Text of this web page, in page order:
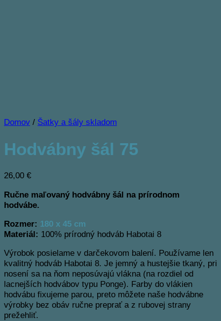
Domov / Šatky a šály skladom
Hodvábny šál 75
26,00 €
Ručne maľovaný hodvábny šál na prírodnom
hodvábe.
Rozmer: 180 x 45 cm
Materiál: 100% prírodný hodváb Habotai 8
Výrobok posielame v darčekovom balení. Používame len
kvalitný hodváb Habotai 8. Je jemný a hustejšie tkaný, pri
nosení sa na ňom neposúvajú vlákna (na rozdiel od
lacnejších hodvábov typu Ponge). Farby do vlákien
hodvábu fixujeme parou, preto môžete naše hodvábne
výrobky bez obáv ručne preprať a z rubovej strany
prežehliť.